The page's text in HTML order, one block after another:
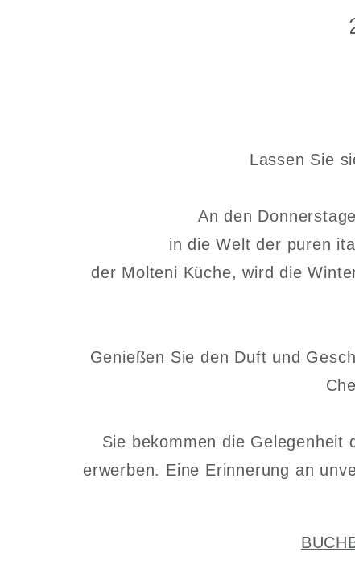
Lassen Sie
An den
in die Welt der puren
der Molteni Küche, wird die
Genießen Sie den Duft und
Sie bekommen die Gelegenheit
erwerben. Eine Erinnerung an